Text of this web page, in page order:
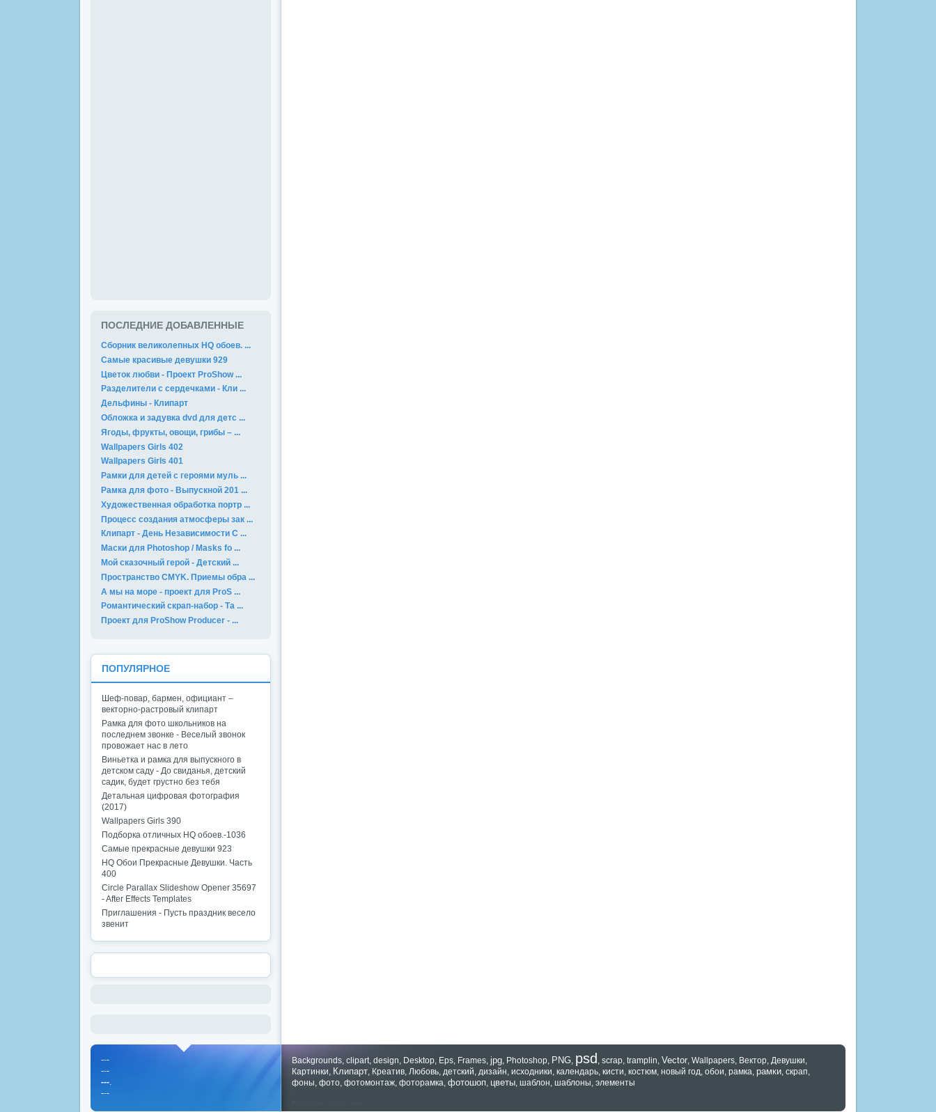
ПОСЛЕДНИЕ ДОБАВЛЕННЫЕ
Сборник великолепных HQ обоев. ...
Самые красивые девушки 929
Цветок любви - Проект ProShow ...
Разделители с сердечками - Кли ...
Дельфины - Клипарт
Обложка и задувка dvd для детс ...
Ягоды, фрукты, овощи, грибы – ...
Wallpapers Girls 402
Wallpapers Girls 401
Рамки для детей с героями муль ...
Рамка для фото - Выпускной 201 ...
Художественная обработка портр ...
Процесс создания атмосферы зак ...
Клипарт - День Независимости С ...
Маски для Photoshop / Masks fo ...
Мой сказочный герой - Детский ...
Пространство CMYK. Приемы обра ...
А мы на море - проект для ProS ...
Романтический скрап-набор - Та ...
Проект для ProShow Producer - ...
ПОПУЛЯРНОЕ
Шеф-повар, бармен, официант –
векторно-растровый клипарт
Рамка для фото школьников на
последнем звонке - Веселый звонок
провожает нас в лето
Виньетка и рамка для выпускного в
детском саду - До свиданья, детский
садик, будет грустно без тебя
Детальная цифровая фотография
(2017)
Wallpapers Girls 390
Подборка отличных HQ обоев.-1036
Самые прекрасные девушки 923
HQ Обои Прекрасные Девушки. Часть
400
Circle Parallax Slideshow Opener 35697
- After Effects Templates
Приглашения - Пусть праздник весело
звенит
Backgrounds, clipart, design, Desktop, Eps, Frames, jpg, Photoshop, PNG, psd , scrap, tramplin, Vector, Wallpapers, Вектор, Девушки,
Картинки, Клипарт, Креатив, Любовь, детский, дизайн, исходники, календарь, кисти, костюм, новый год, обои, рамка, рамки, скрап,
фоны, фото, фотомонтаж, фоторамка, фотошоп, цветы, шаблон, шаблоны, элементы
---
---
---.
---